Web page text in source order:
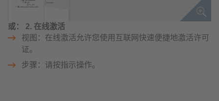
或： 2. 在线激活
视图：在线激活允许您使用互联网快速便捷地激活许可
证。
步骤：请按指示操作。